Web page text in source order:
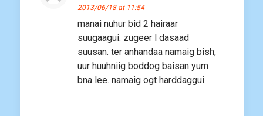
2013/06/18 at 11:54
manai nuhur bid 2 hairaar
suugaagui. zugeer l dasaad
suusan. ter anhandaa namaig bish,
uur huuhniig boddog baisan yum
bna lee. namaig ogt harddaggui.